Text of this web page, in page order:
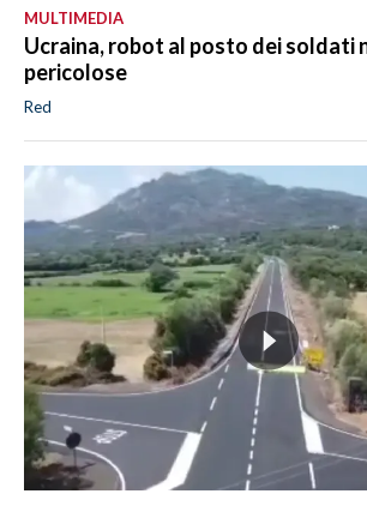
MULTIMEDIA
Ucraina, robot al posto dei soldati
pericolose
Red